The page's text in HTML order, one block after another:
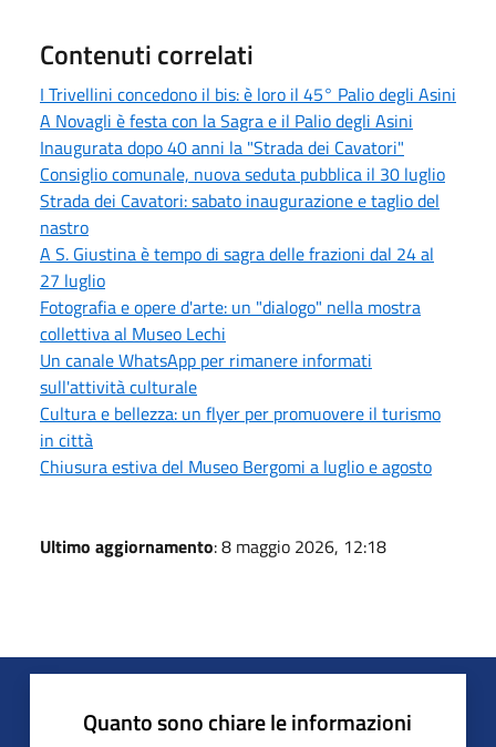
Contenuti correlati
I Trivellini concedono il bis: è loro il 45° Palio degli Asini
A Novagli è festa con la Sagra e il Palio degli Asini
Inaugurata dopo 40 anni la "Strada dei Cavatori"
Consiglio comunale, nuova seduta pubblica il 30 luglio
Strada dei Cavatori: sabato inaugurazione e taglio del
nastro
A S. Giustina è tempo di sagra delle frazioni dal 24 al
27 luglio
Fotografia e opere d'arte: un "dialogo" nella mostra
collettiva al Museo Lechi
Un canale WhatsApp per rimanere informati
sull'attività culturale
Cultura e bellezza: un flyer per promuovere il turismo
in città
Chiusura estiva del Museo Bergomi a luglio e agosto
Ultimo aggiornamento: 8 maggio 2026, 12:18
Quanto sono chiare le informazioni